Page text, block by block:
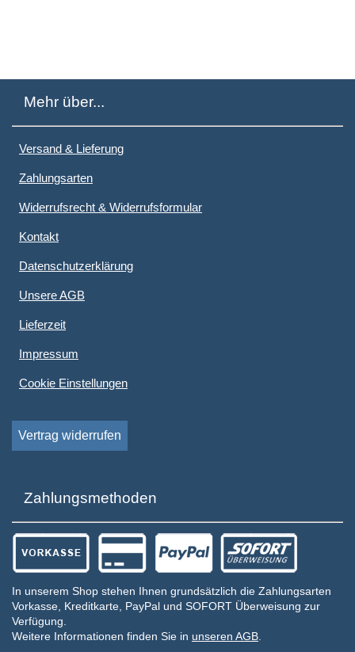
Mehr über...
Versand & Lieferung
Zahlungsarten
Widerrufsrecht & Widerrufsformular
Kontakt
Datenschutzerklärung
Unsere AGB
Lieferzeit
Impressum
Cookie Einstellungen
Vertrag widerrufen
Zahlungsmethoden
In unserem Shop stehen Ihnen grundsätzlich die Zahlungsarten
Vorkasse, Kreditkarte, PayPal und SOFORT Überweisung zur
Verfügung.
Weitere Informationen finden Sie in unseren AGB.